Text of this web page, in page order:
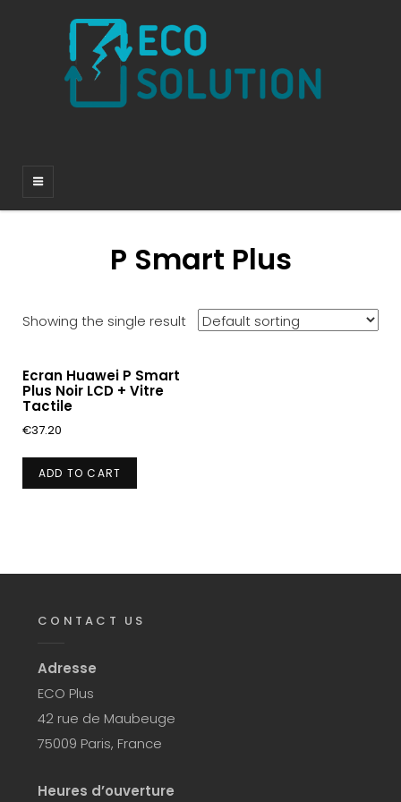
P Smart Plus
Showing the single result
Ecran Huawei P Smart
Plus Noir LCD + Vitre
Tactile
€37.20
ADD TO CART
CONTACT US
Adresse
ECO Plus
42 rue de Maubeuge
75009 Paris, France
Heures d’ouverture